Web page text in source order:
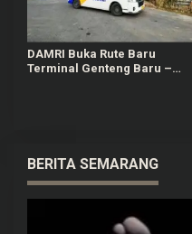
DAMRI Buka Rute Baru
Terminal Genteng Baru –
BERITA SEMARANG